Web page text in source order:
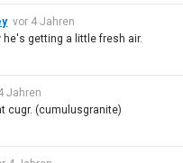
vor 4 Jahren
he's getting a little fresh air.
Jahren
cugr. (cumulusgranite)